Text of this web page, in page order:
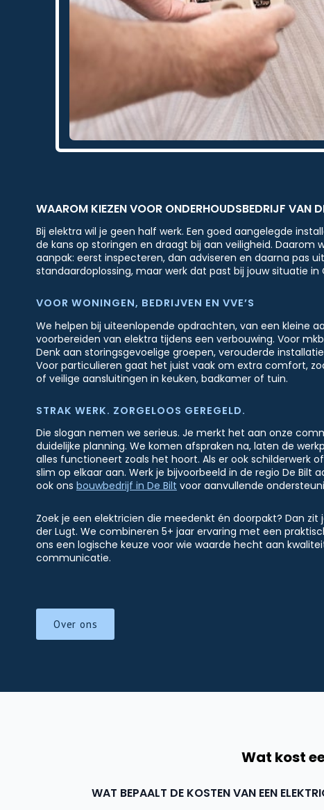
WAAROM KIEZEN VOOR ONDERHOUDSBEDRIJF VAN
Bij elektra wil je geen half werk. Een goed aangelegde
de kans op storingen en draagt bij aan veiligheid. Daarom
aanpak: eerst inspecteren, dan adviseren en daarna pas
standaardoplossing, maar werk dat past bij jouw situatie in
VOOR WONINGEN, BEDRIJVEN EN VVE’S
We helpen bij uiteenlopende opdrachten, van een kleine
voorbereiden van elektra tijdens een verbouwing. Voor mkb
Denk aan storingsgevoelige groepen, verouderde
Voor particulieren gaat het juist vaak om extra comfort,
of veilige aansluitingen in keuken, badkamer of tuin.
STRAK WERK. ZORGELOOS GEREGELD.
Die slogan nemen we serieus. Je merkt het aan onze
duidelijke planning. We komen afspraken na, laten de
alles functioneert zoals het hoort. Als er ook schilderwerk
slim op elkaar aan. Werk je bijvoorbeeld in de regio De Bilt
ook ons bouwbedrijf in De Bilt voor aanvullende
Zoek je een elektricien die meedenkt én doorpakt? Dan
der Lugt. We combineren 5+ jaar ervaring met een
ons een logische keuze voor wie waarde hecht aan
communicatie.
Over ons
Wat kost
WAT BEPAALT DE KOSTEN VAN EEN